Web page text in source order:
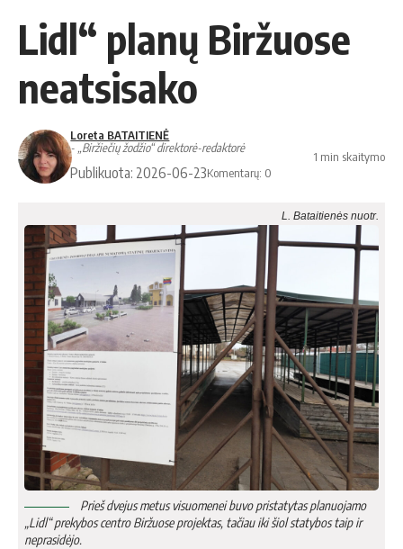
Lidl“ planų Biržuose
neatsisako
Loreta BATAITIENĖ
- „Biržiečių žodžio“ direktorė-redaktorė
Publikuota: 2026-06-23Komentarų: 0
1 min skaitymo
L. Bataitienės nuotr.
Prieš dve­jus me­tus vi­suo­me­nei bu­vo pri­sta­ty­tas pla­nuo­ja­mo
„Lidl“ pre­ky­bos cent­ro Bir­žuo­se pro­jek­tas, ta­čiau iki šiol sta­ty­bos taip ir
ne­pra­si­dė­jo.